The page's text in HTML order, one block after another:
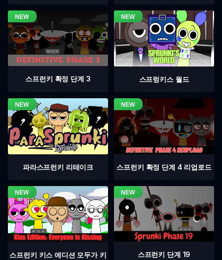
스프런키 확정 단계 3 스프렁키스 월드
파라스프런키 리테이크 스프런키 확정 단계 4 리업로드
스프런키 키스 에디션 모두가 키
스프런키 단계 19